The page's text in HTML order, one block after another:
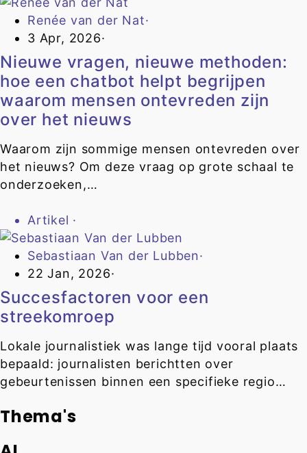
Renée van der Nat·
3 Apr, 2026·
Nieuwe vragen, nieuwe methoden:
hoe een chatbot helpt begrijpen
waarom mensen ontevreden zijn
over het nieuws
Waarom zijn sommige mensen ontevreden over
het nieuws? Om deze vraag op grote schaal te
onderzoeken,…
Artikel ·
Sebastiaan Van der Lubben·
22 Jan, 2026·
Succesfactoren voor een
streekomroep
Lokale journalistiek was lange tijd vooral plaats
bepaald: journalisten berichtten over
gebeurtenissen binnen een specifieke regio…
Thema's